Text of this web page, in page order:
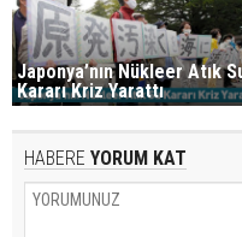
Japonya’nın Nükleer Atık
Kararı Kriz Yarattı
HABERE YORUM KAT